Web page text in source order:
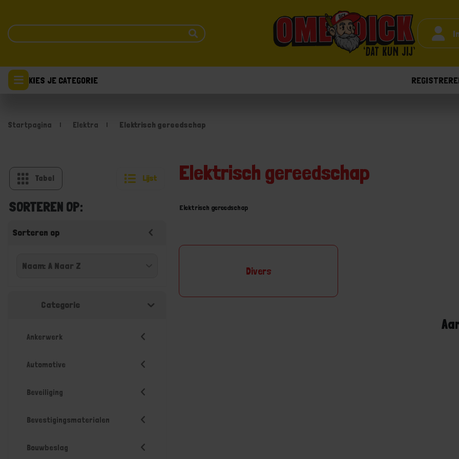
KIES JE CATEGORIE
Startpagina Elektra Elektrisch gereedschap
Tabel Lijst
SORTEREN OP:
Sorteren op
Categorie
Ankerwerk
Automotive
Beveiliging
Bevestigingsmaterialen
Bouwbeslag
Elektrisch gereedschap
Elektrisch gereedschap
Divers